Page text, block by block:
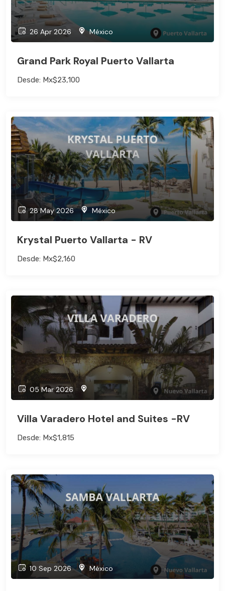
26 Apr 2026 México
Grand Park Royal Puerto Vallarta
Desde: Mx$23,100
28 May 2026 México
Krystal Puerto Vallarta - RV
Desde: Mx$2,160
05 Mar 2026
Villa Varadero Hotel and Suites -RV
Desde: Mx$1,815
10 Sep 2026 México